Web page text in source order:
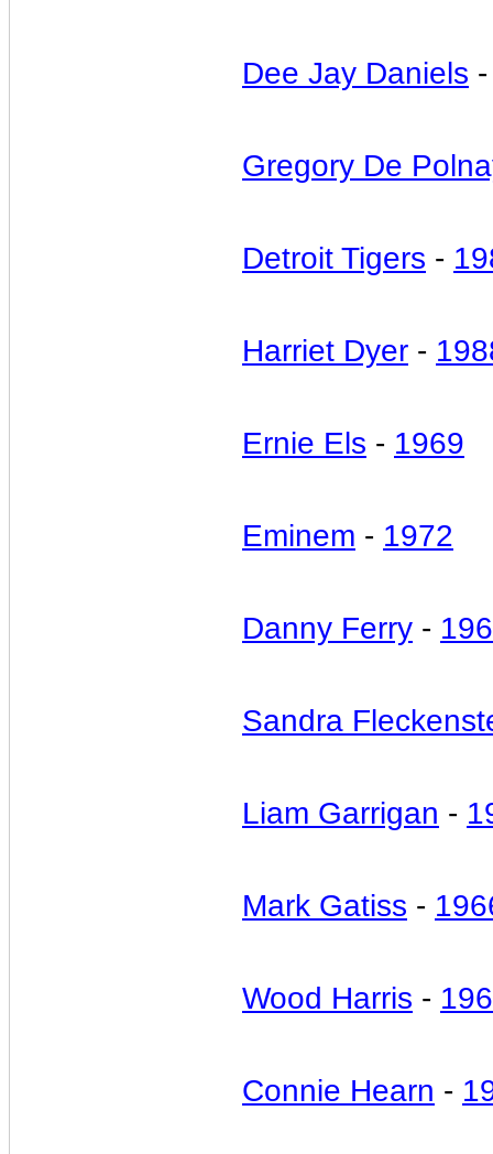
Dee Jay Daniels
Gregory De
Detroit Tigers -
Harriet Dyer -
Ernie Els - 1969
Eminem - 1972
Danny Ferry -
Sandra
Liam Garrigan -
Mark Gatiss -
Wood Harris -
Connie Hearn -